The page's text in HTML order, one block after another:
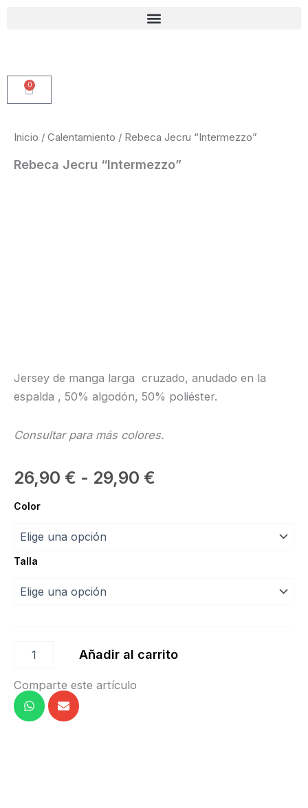
0
Carrito
Inicio / Calentamiento / Rebeca Jecru “Intermezzo”
Rebeca Jecru “Intermezzo”
Jersey de manga larga cruzado, anudado en la
espalda , 50% algodón, 50% poliéster.
Consultar para más colores.
26,90 € - 29,90 €
Color
Talla
Rebeca
cantidad
Añadir al carrito
Comparte este artículo